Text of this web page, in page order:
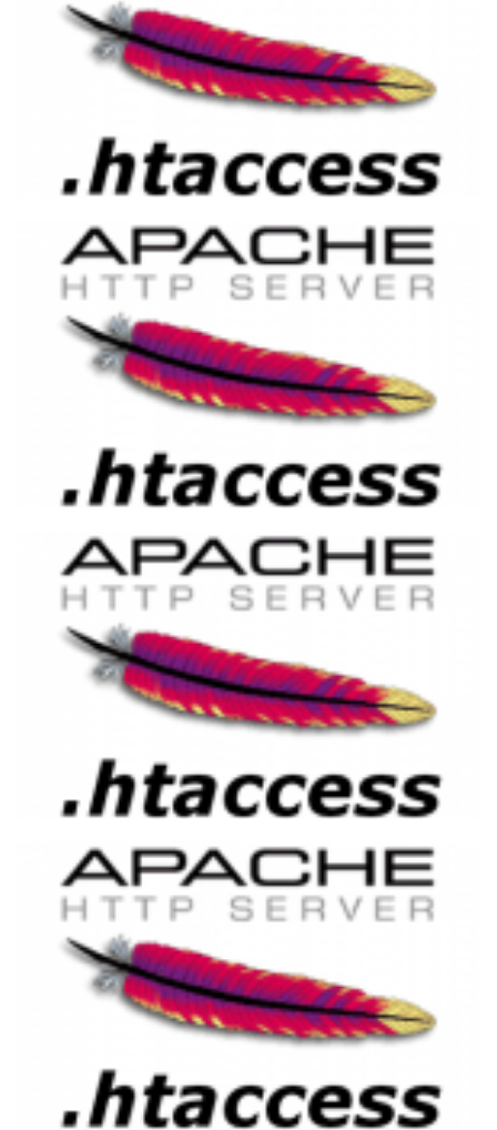
Utilidades do arquivo .htaccess
01 de dezembro de 2016 6 min de leitura
Implementando URL Amigável no Apache
com .htaccess e PHP
02 de abril de 2015 7 min de leitura
Evitando conteúdo duplicado no servidor
web Apache utilizando .htaccess
27 de março de 2015 1 min de leitura